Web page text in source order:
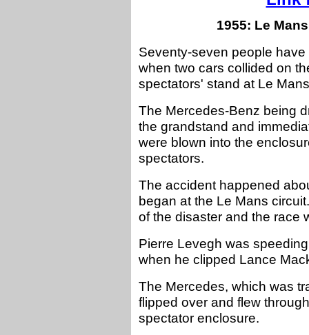
1955: Le
Seventy-seven people
when two cars collided on
spectators' stand at Le
The Mercedes-Benz being
the grandstand and
were blown into the
spectators.
The accident happened
began at the Le Mans
of the disaster and the race
Pierre Levegh was
when he clipped Lance
The Mercedes, which was
flipped over and flew
spectator enclosure.